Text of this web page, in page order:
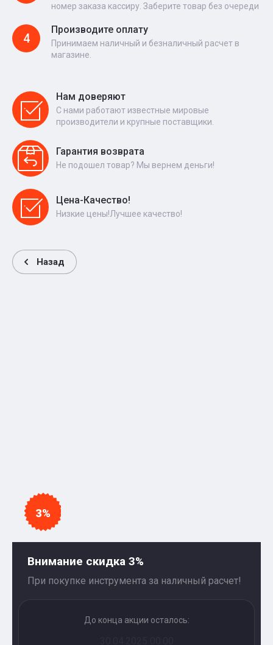
3%
Внимание скидка 3%
При покупке инструмента за наличный расчет!
До конца акции осталось:
номер заказа кассиру. Заберите товар без очереди
4
Производите оплату
Принимаем наличный и безналичный расчет в
магазине.
Нам доверяют
С нами работают известные мировые
производители и крупные поставщики.
Гарантия возврата
Не подошел товар? Мы вернем деньги!
Цена-Качество!
Низкие цены!Лучшее качество!
Назад